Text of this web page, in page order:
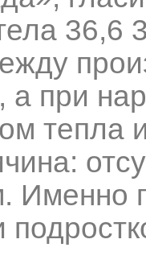
36,6
а при
тепла
Именно